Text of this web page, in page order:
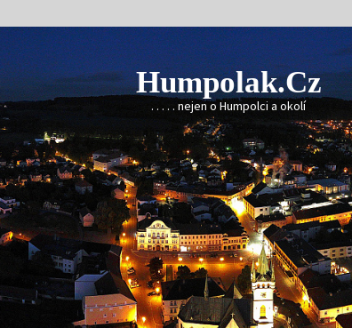
Humpolak.cz
. . . . . nejen o Humpolci a okolí